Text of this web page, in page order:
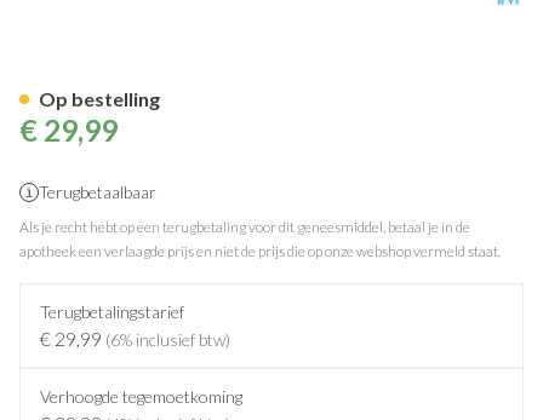
€ 29,99
Terugbetaalbaar
Als je recht hebt op een terugbetaling voor dit geneesmiddel, betaal je in de
apotheek een verlaagde prijs en niet de prijs die op onze webshop vermeld staat.
Terugbetalingstarief
€ 29,99 (6% inclusief btw)
Verhoogde tegemoetkoming
Op bestelling